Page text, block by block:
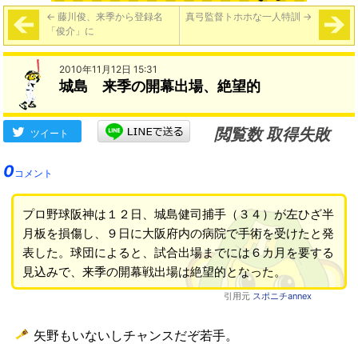
← 藤川俊、来季から登録名
「俊介」に
真弓監督トホホな一人特訓 →
2010年11月12日 15:31
城島 来季の開幕出場、絶望的
ツイート
閲覧数 取得失敗
0コメント
プロ野球阪神は１２日、城島健司捕手（３４）が左ひざ半
月板を損傷し、９日に大阪府内の病院で手術を受けたと発
表した。球団によると、試合出場までには６カ月を要する
見込みで、来季の開幕戦出場は絶望的となった。
引用元 スポニチannex
矢野もいないしチャンスだぞ若手。